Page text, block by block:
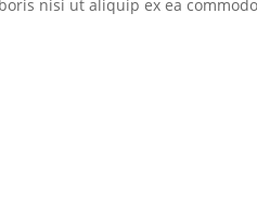
nisi ut aliquip ex ea